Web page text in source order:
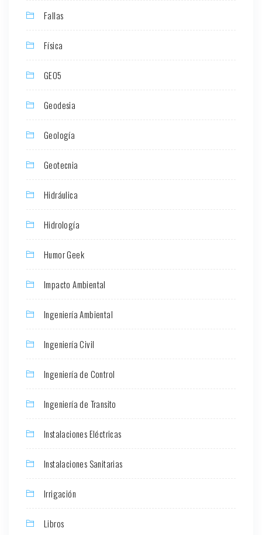
Fallas
Física
GEO5
Geodesia
Geología
Geotecnia
Hidráulica
Hidrología
Humor Geek
Impacto Ambiental
Ingeniería Ambiental
Ingeniería Civil
Ingeniería de Control
Ingeniería de Transito
Instalaciones Eléctricas
Instalaciones Sanitarias
Irrigación
Libros